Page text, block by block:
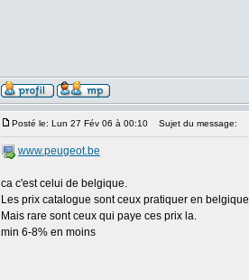
Posté le: Lun 27 Fév 06 à 00:10 Sujet du message:
www.peugeot.be
ca c'est celui de belgique.
Les prix catalogue sont ceux pratiquer en
Mais rare sont ceux qui paye ces prix la.
min 6-8% en moins